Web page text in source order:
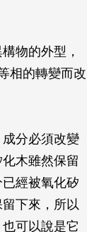
物的外型，
相的轉變而改
分必須改變
木雖然保留
經被氧化矽
下來，所以
可以說是它